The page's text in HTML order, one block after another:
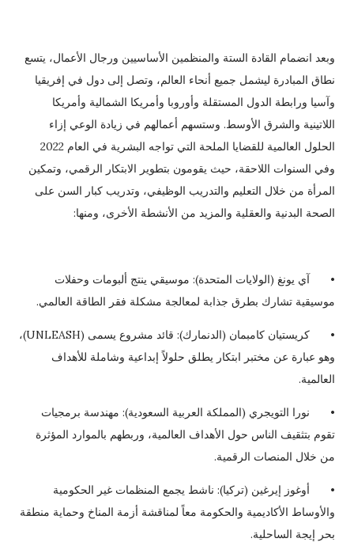
وبعد انضمام القادة الستة والمنظمين الأساسيين ورجال الأعمال، يتسع
نطاق المبادرة ليشمل جميع أنحاء العالم، وتصل إلى دول في إفريقيا
وآسيا ورابطة الدول المستقلة وأوروبا وأمريكا الشمالية وأمريكا
اللاتينية والشرق الأوسط. وستسهم أعمالهم في زيادة الوعي إزاء
الحلول العالمية للقضايا الملحة التي تواجه البشرية في العام 2022
وفي السنوات اللاحقة، حيث يقومون بتطوير الابتكار الرقمي، وتمكين
المرأة من خلال التعليم والتدريب الوظيفي، وتدريب كبار السن على
الصحة البدنية والعقلية والمزيد من الأنشطة الأخرى، ومنها:
•
آي يونغ (الولايات المتحدة): موسيقي ينتج ألبومات وحفلات
موسيقية تشارك بطرق جذابة لمعالجة مشكلة فقر الطاقة العالمي.
•
كريستيان كامبمان (الدنمارك): قائد مشروع يسمى (UNLEASH)،
وهو عبارة عن مختبر ابتكار يطلق حلولاً إبداعية وشاملة للأهداف
العالمية.
•
نورا التويجري (المملكة العربية السعودية): مهندسة برمجيات
تقوم بتثقيف الناس حول الأهداف العالمية، وربطهم بالموارد المؤثرة
من خلال المنصات الرقمية.
•
أوغوز إيرغين (تركيا): ناشط يجمع المنظمات غير الحكومية
والأوساط الأكاديمية والحكومة معاً لمناقشة أزمة المناخ وحماية منطقة
بحر إيجة الساحلية.